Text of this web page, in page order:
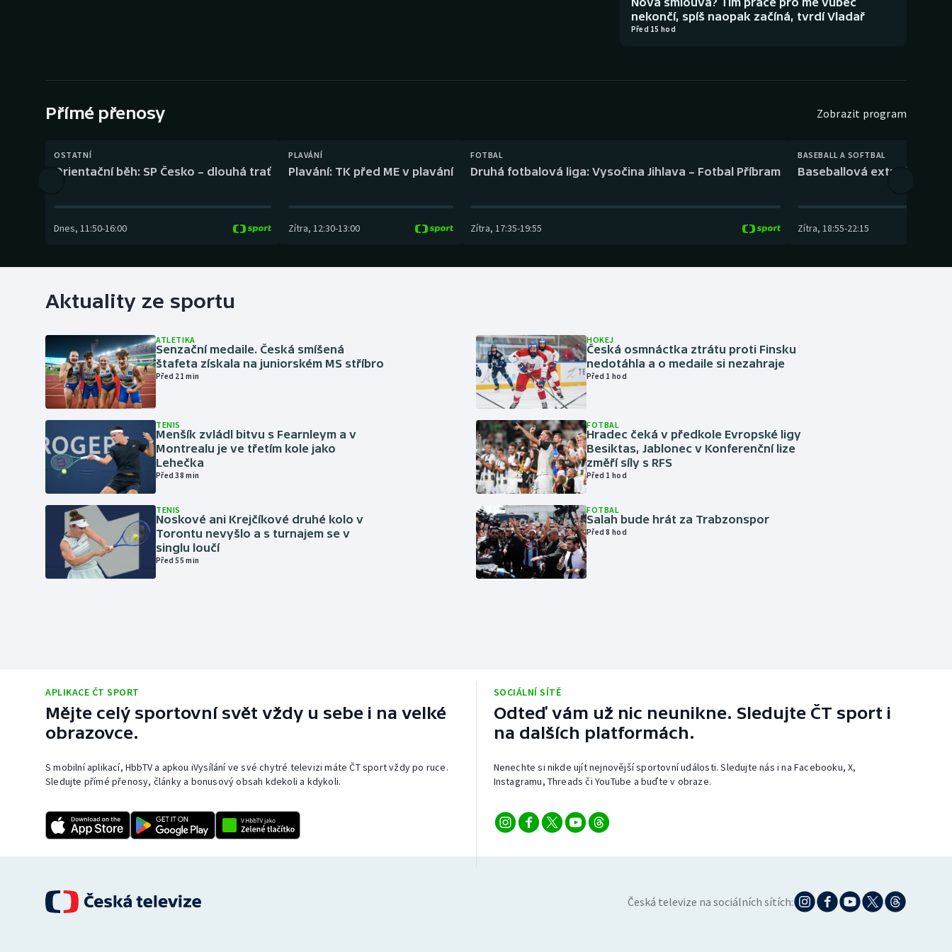
Gymnastika Plážový volejbal
nekončí, spíš naopak začíná, tvrdí Vladař
Před 15 hod
Přímé přenosy Zobrazit program
OSTATNÍ
Orientační běh: SP Česko – dlouhá trať
Dnes, 11:50-16:00
PLAVÁNÍ
Plavání: TK před ME v plavání
Zítra, 12:30-13:00
FOTBAL
Druhá fotbalová liga: Vysočina Jihlava – Fotbal Příbram
Zítra, 17:35-19:55
BASEBALL A SOFTBAL
Baseballová extraliga:
Zítra, 18:55-22:15
Aktuality ze sportu
ATLETIKA
Senzační medaile. Česká smíšená
štafeta získala na juniorském MS stříbro
Před 21 min
TENIS
Menšík zvládl bitvu s Fearnleym a v
Montrealu je ve třetím kole jako
Lehečka
Před 38 min
TENIS
Noskové ani Krejčíkové druhé kolo v
Torontu nevyšlo a s turnajem se v
singlu loučí
Před 55 min
HOKEJ
Česká osmnáctka ztrátu proti Finsku
nedotáhla a o medaile si nezahraje
Před 1 hod
FOTBAL
Hradec čeká v předkole Evropské ligy
Besiktas, Jablonec v Konferenční lize
změří síly s RFS
Před 1 hod
FOTBAL
Salah bude hrát za Trabzonspor
Před 8 hod
APLIKACE ČT SPORT
Mějte celý sportovní svět vždy u sebe i na velké
obrazovce.
S mobilní aplikací, HbbTV a apkou iVysílání ve své chytré televizi máte ČT sport vždy po ruce.
Sledujte přímé přenosy, články a bonusový obsah kdekoli a kdykoli.
SOCIÁLNÍ SÍTĚ
Odteď vám už nic neunikne. Sledujte ČT sport i
na dalších platformách.
Nenechte si nikde ujít nejnovější sportovní události. Sledujte nás i na Facebooku, X,
Instagramu, Threads či YouTube a buďte v obraze.
Česká televize na sociálních sítích: